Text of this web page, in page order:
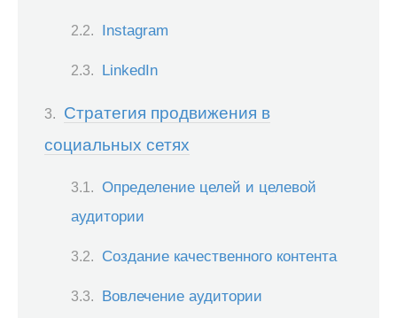
Instagram
LinkedIn
Стратегия продвижения в
социальных сетях
Определение целей и целевой
аудитории
Создание качественного контента
Вовлечение аудитории